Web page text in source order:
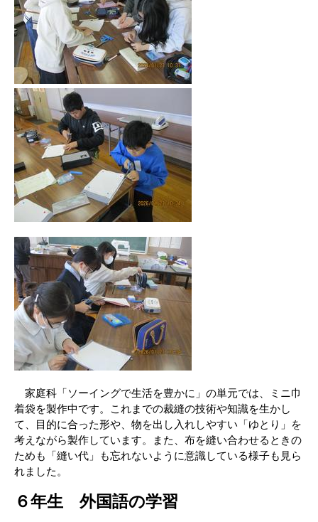
家庭科「ソーイングで生活を豊かに」の単元では、ミニ巾
着袋を製作中です。これまでの裁縫の技術や知識を生かし
て、目的に合った形や、物を出し入れしやすい「ゆとり」を
考えながら製作しています。また、布を縫い合わせるときの
ためも「縫い代」も忘れないように意識している様子も見ら
れました。
６年生 外国語の学習